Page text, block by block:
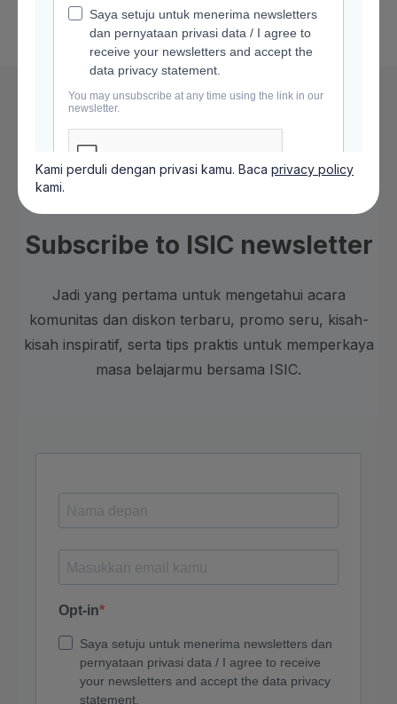
Subscribe to ISIC newsletter
Jadi yang pertama untuk mengetahui acara
komunitas dan diskon terbaru, promo seru, kisah-
kisah inspiratif, serta tips praktis untuk memperkaya
masa belajarmu bersama ISIC.
Kami perduli dengan privasi kamu. Baca privacy policy
kami.